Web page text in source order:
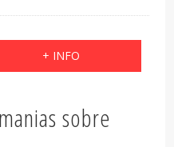
+ INFO
sobre